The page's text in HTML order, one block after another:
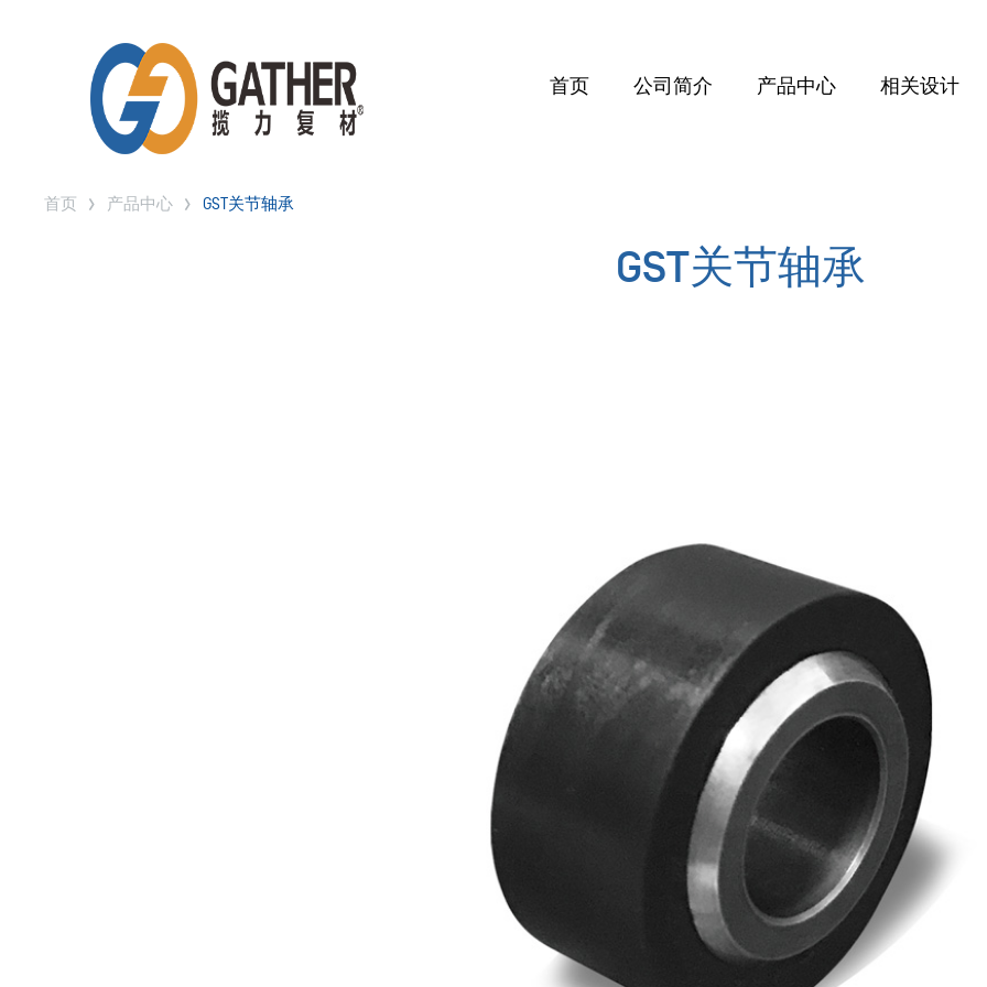
首页 公司简介 产品中心 相关设计
首页 产品中心 GST关节轴承
GST关节轴承